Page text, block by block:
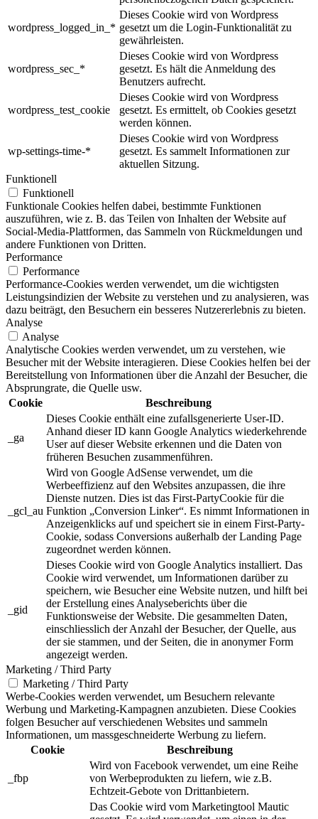
wordpress_logged_in_*
Dieses Cookie wird von Wordpress
gesetzt um die Login-Funktionalität zu
gewährleisten.
wordpress_sec_*
Dieses Cookie wird von Wordpress
gesetzt. Es hält die Anmeldung des
Benutzers aufrecht.
wordpress_test_cookie
Dieses Cookie wird von Wordpress
gesetzt. Es ermittelt, ob Cookies gesetzt
werden können.
wp-settings-time-*
Dieses Cookie wird von Wordpress
gesetzt. Es sammelt Informationen zur
aktuellen Sitzung.
Funktionell
Funktionell
Funktionale Cookies helfen dabei, bestimmte Funktionen
auszuführen, wie z. B. das Teilen von Inhalten der Website auf
Social-Media-Plattformen, das Sammeln von Rückmeldungen und
andere Funktionen von Dritten.
Performance
Performance
Performance-Cookies werden verwendet, um die wichtigsten
Leistungsindizien der Website zu verstehen und zu analysieren, was
dazu beiträgt, den Besuchern ein besseres Nutzererlebnis zu bieten.
Analyse
Analyse
Analytische Cookies werden verwendet, um zu verstehen, wie
Besucher mit der Website interagieren. Diese Cookies helfen bei der
Bereitstellung von Informationen über die Anzahl der Besucher, die
Absprungrate, die Quelle usw.
Cookie
Beschreibung
_ga
Dieses Cookie enthält eine zufallsgenerierte User-ID.
Anhand dieser ID kann Google Analytics wiederkehrende
User auf dieser Website erkennen und die Daten von
früheren Besuchen zusammenführen.
_gcl_au
Wird von Google AdSense verwendet, um die
Werbeeffizienz auf den Websites anzupassen, die ihre
Dienste nutzen. Dies ist das First-PartyCookie für die
Funktion „Conversion Linker“. Es nimmt Informationen in
Anzeigenklicks auf und speichert sie in einem First-Party-
Cookie, sodass Conversions außerhalb der Landing Page
zugeordnet werden können.
_gid
Dieses Cookie wird von Google Analytics installiert. Das
Cookie wird verwendet, um Informationen darüber zu
speichern, wie Besucher eine Website nutzen, und hilft bei
der Erstellung eines Analyseberichts über die
Funktionsweise der Website. Die gesammelten Daten,
einschliesslich der Anzahl der Besucher, der Quelle, aus
der sie stammen, und der Seiten, die in anonymer Form
angezeigt werden.
Marketing / Third Party
Marketing / Third Party
Werbe-Cookies werden verwendet, um Besuchern relevante
Werbung und Marketing-Kampagnen anzubieten. Diese Cookies
folgen Besucher auf verschiedenen Websites und sammeln
Informationen, um massgeschneiderte Werbung zu liefern.
Cookie
Beschreibung
_fbp
Wird von Facebook verwendet, um eine Reihe
von Werbeprodukten zu liefern, wie z.B.
Echtzeit-Gebote von Drittanbietern.
Das Cookie wird vom Marketingtool Mautic